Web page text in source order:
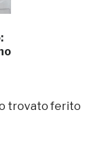
trovato ferito